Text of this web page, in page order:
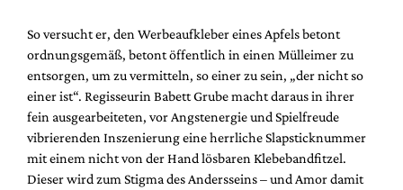
So versucht er, den Werbeaufkleber eines Apfels betont
ordnungsgemäß, betont öffentlich in einen Mülleimer zu
entsorgen, um zu vermitteln, so einer zu sein, „der nicht so
einer ist“. Regisseurin Babett Grube macht daraus in ihrer
fein ausgearbeiteten, vor Angstenergie und Spielfreude
vibrierenden Inszenierung eine herrliche Slapsticknummer
mit einem nicht von der Hand lösbaren Klebebandfitzel.
Dieser wird zum Stigma des Andersseins – und Amor damit